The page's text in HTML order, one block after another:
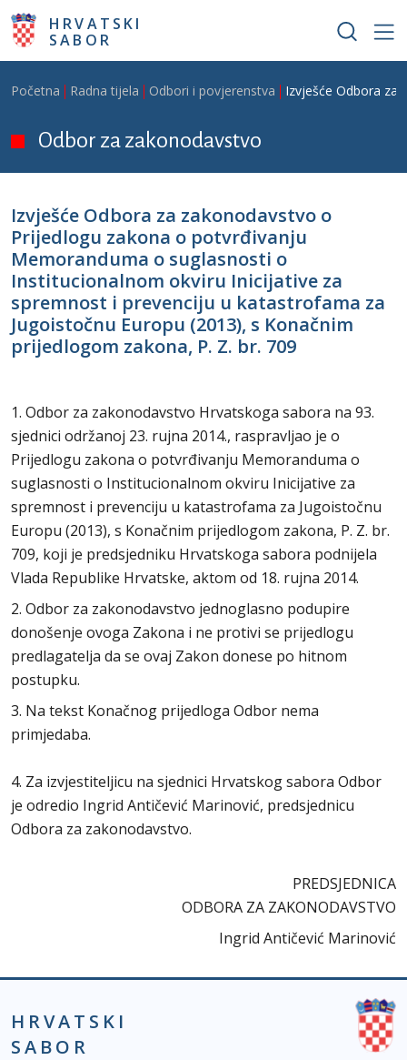
Skoči na glavni sadržaj
HRVATSKI
SABOR
Breadcrumb
Početna Radna tijela Odbori i povjerenstva Izvješće Odbora za
Odbor za zakonodavstvo
Izvješće Odbora za zakonodavstvo o
Prijedlogu zakona o potvrđivanju
Memoranduma o suglasnosti o
Institucionalnom okviru Inicijative za
spremnost i prevenciju u katastrofama za
Jugoistočnu Europu (2013), s Konačnim
prijedlogom zakona, P. Z. br. 709
1. Odbor za zakonodavstvo Hrvatskoga sabora na 93.
sjednici održanoj 23. rujna 2014., raspravljao je o
Prijedlogu zakona o potvrđivanju Memoranduma o
suglasnosti o Institucionalnom okviru Inicijative za
spremnost i prevenciju u katastrofama za Jugoistočnu
Europu (2013), s Konačnim prijedlogom zakona, P. Z. br.
709, koji je predsjedniku Hrvatskoga sabora podnijela
Vlada Republike Hrvatske, aktom od 18. rujna 2014.
2. Odbor za zakonodavstvo jednoglasno podupire
donošenje ovoga Zakona i ne protivi se prijedlogu
predlagatelja da se ovaj Zakon donese po hitnom
postupku.
3. Na tekst Konačnog prijedloga Odbor nema
primjedaba.
4. Za izvjestiteljicu na sjednici Hrvatskog sabora Odbor
je odredio Ingrid Antičević Marinović, predsjednicu
Odbora za zakonodavstvo.
PREDSJEDNICA
ODBORA ZA ZAKONODAVSTVO
Ingrid Antičević Marinović
HRVATSKI
SABOR